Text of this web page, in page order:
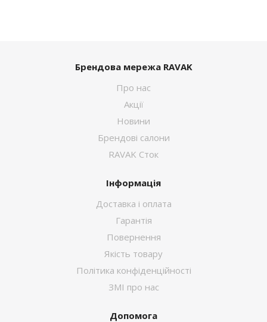
Брендова мережа RAVAK
Про нас
Акції
Новини
Брендові салони
RAVAK Сток
Інформація
Доставка і оплата
Гарантія
Повернення
Якість товару
Політика конфіденційності
ЗМІ про нас
Допомога